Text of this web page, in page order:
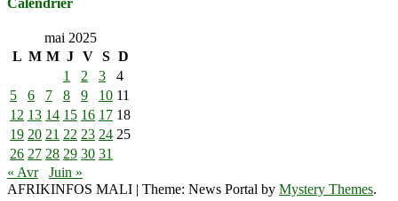
mai 2025
L M M J V S D
1
2 3
4
5
6 7 8 9 10 11
12 13 14 15 16 17 18
19 20 21 22 23 24 25
26 27 28 29 30 31
« Avr
Juin »
AFRIKINFOS MALI | Theme: News Portal by Mystery Themes.